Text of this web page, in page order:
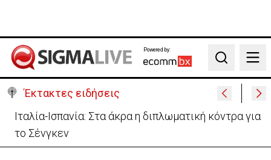
Powered by:
Search
Έκτακτες ειδήσεις
Υψηλές οι θερμοκρασίες με αυξημένη υγρασία
-«Στα παράλια είναι δύσκολα»